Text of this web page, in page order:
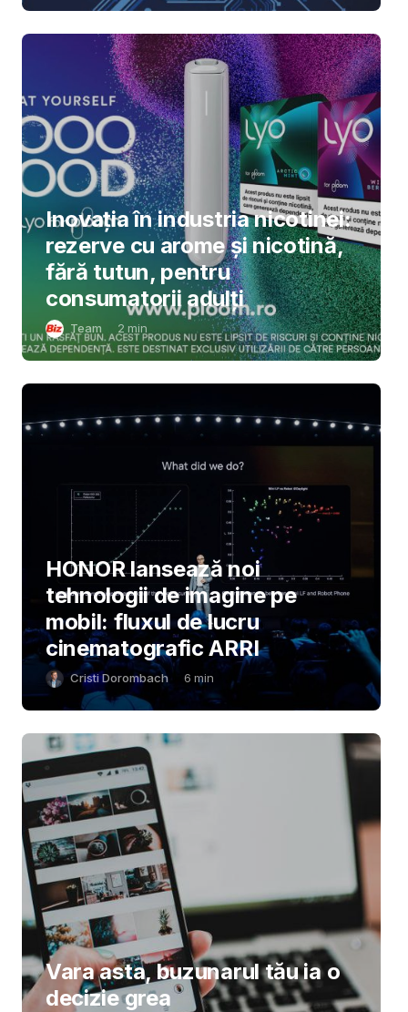
Inovația în industria nicotinei:
rezerve cu arome și nicotină,
fără tutun, pentru
consumatorii adulți
Team 2 min
HONOR lansează noi
tehnologii de imagine pe
mobil: fluxul de lucru
cinematografic ARRI
Cristi Dorombach 6 min
Vara asta, buzunarul tău ia o
decizie grea